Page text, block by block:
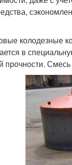
колодезные
в
прочности.